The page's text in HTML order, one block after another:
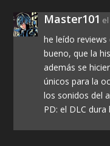
Master101
he leído
bueno, que la
además se
únicos para la
los sonidos del
PD: el DLC